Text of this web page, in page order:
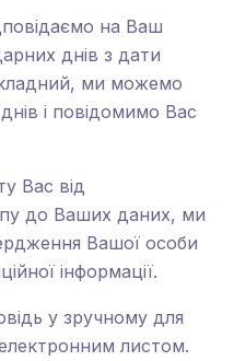
на Ваш
днів з дати
ми можемо
і повідомимо Вас
Вас від
до Ваших даних, ми
Вашої особи
інформації.
у зручному для
листом.